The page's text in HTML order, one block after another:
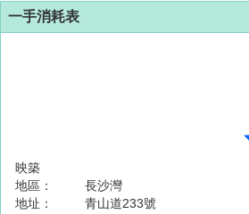
一手消耗表
映築
地區：
長沙灣
地址：
青山道233號